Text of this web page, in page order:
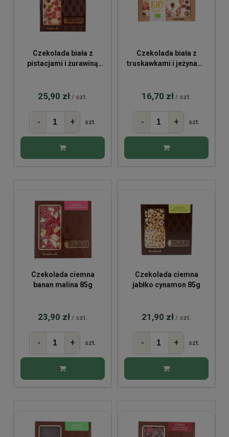
Czekolada biała z
pistacjami i żurawiną
25,90 zł / szt.
- + szt.
Czekolada biała z
truskawkami i jeżynami
16,70 zł / szt.
- + szt.
Czekolada ciemna
banan malina 85g
23,90 zł / szt.
- + szt.
Czekolada ciemna
jabłko cynamon 85g
21,90 zł / szt.
- + szt.